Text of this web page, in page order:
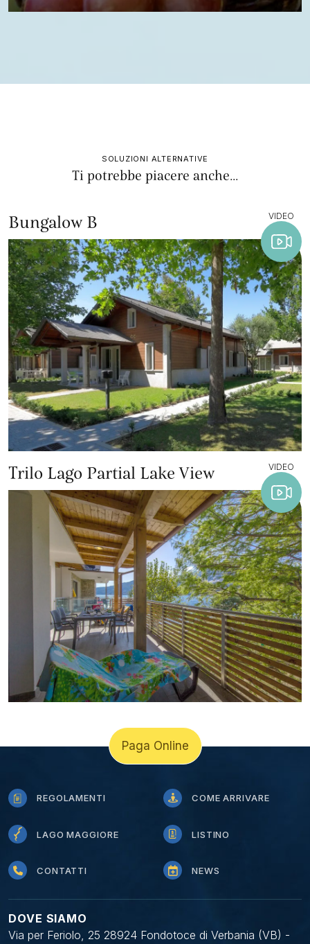
SOLUZIONI ALTERNATIVE
Ti potrebbe piacere anche...
Bungalow B VIDEO
Trilo Lago Partial Lake View VIDEO
REGOLAMENTI COME ARRIVARE
LAGO MAGGIORE LISTINO
CONTATTI NEWS
DOVE SIAMO
Via per Feriolo, 25 28924 Fondotoce di Verbania (VB) -
Paga Online